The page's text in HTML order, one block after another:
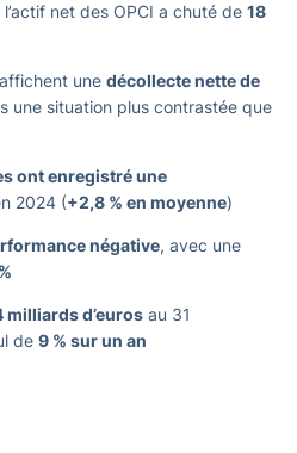
l’actif net des OPCI a chuté de 18
une décollecte nette de
une situation plus contrastée que
ont enregistré une
2024 (+2,8 % en moyenne)
négative, avec une
milliards d’euros au 31
de 9 % sur un an